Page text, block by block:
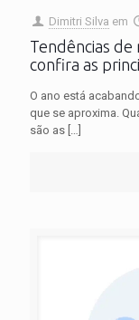
Dimitri Silva em
Tendências
confira as
O ano está
que se aproxima.
são as